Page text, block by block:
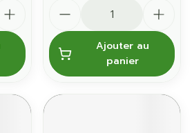
Ajouter au
panier